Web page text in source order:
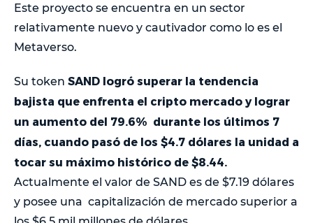
Este proyecto se encuentra en un sector
relativamente nuevo y cautivador como lo es el
Metaverso.
Su token SAND logró superar la tendencia
bajista que enfrenta el cripto mercado y lograr
un aumento del 79.6% durante los últimos 7
días, cuando pasó de los $4.7 dólares la unidad a
tocar su máximo histórico de $8.44.
Actualmente el valor de SAND es de $7.19 dólares
y posee una capitalización de mercado superior a